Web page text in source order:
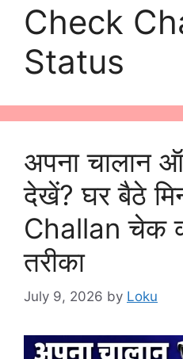
Check
Status
अपना चालान
देखें? घर बैठे
Challan चेक
तरीका
July 9, 2026 by Loku